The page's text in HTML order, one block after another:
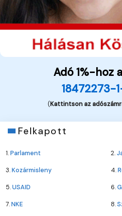
Adó 1%-hoz
18472273-
(Kattintson az
Felkapott
1.Parlament 2.
3.Kozármisleny 4.
5.USAID 6.
7.NKE 8.